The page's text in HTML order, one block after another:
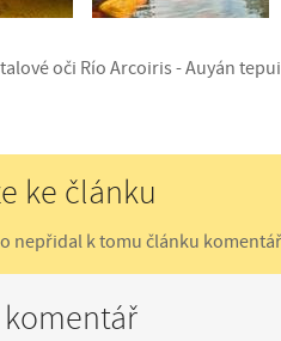
oči Río Arcoiris - Auyán tepui
ke článku
nepřidal k tomu článku